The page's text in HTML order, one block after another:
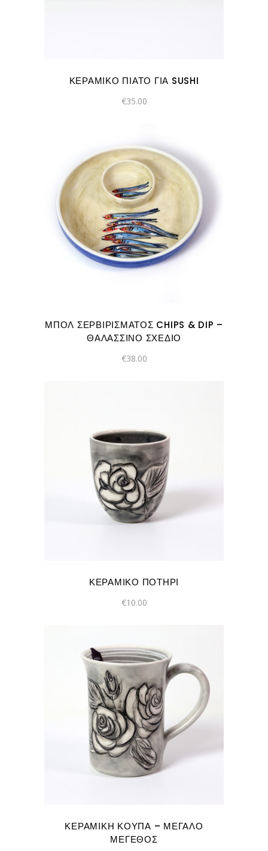
ΚΕΡΑΜΙΚΌ ΠΙΆΤΟ ΓΙΑ SUSHI
€35.00
ΜΠΟΛ ΣΕΡΒΙΡΊΣΜΑΤΟΣ CHIPS & DIP –
ΘΑΛΑΣΣΙΝΌ ΣΧΈΔΙΟ
€38.00
ΚΕΡΑΜΙΚΌ ΠΟΤΉΡΙ
€10.00
ΚΕΡΑΜΙΚΉ ΚΟΎΠΑ – ΜΕΓΆΛΟ
ΜΈΓΕΘΟΣ